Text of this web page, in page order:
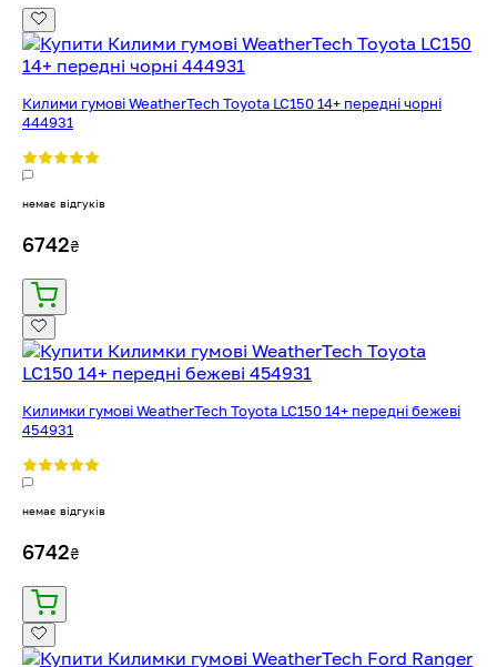
Килими гумові WeatherTech Toyota LC150 14+ передні чорні
444931
немає відгуків
6742₴
Килимки гумові WeatherTech Toyota LC150 14+ передні бежеві
454931
немає відгуків
6742₴